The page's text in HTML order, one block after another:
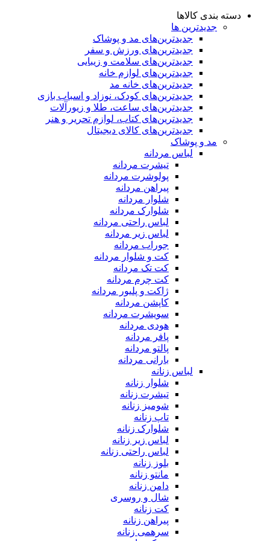
دسته بندی کالاها
جدیدترین ها
جدید‌ترین‌های مد و پوشاک
جدید‌ترین‌های ورزش و سفر
جدید‌ترین‌های سلامت و زیبایی
جدید‌ترین‌های لوازم خانه
جدیدترین‌های خانه مد
جدید‌ترین‌های کودک، نوزاد و اسباب بازی
جدید‌ترین‌های ساعت، طلا و زیورآلات
جدید‌ترین‌های کتاب، لوازم تحریر و هنر
جدید‌ترین‌های کالای دیجیتال
مد و پوشاک
لباس مردانه
تیشرت مردانه
پولوشرت مردانه
پیراهن مردانه
شلوار مردانه
شلوارک مردانه
لباس راحتی مردانه
لباس زیر مردانه
جوراب مردانه
کت و شلوار مردانه
کت تک مردانه
کت چرم مردانه
ژاکت و پلیور مردانه
کاپشن مردانه
سویشرت مردانه
هودی مردانه
پافر مردانه
پالتو مردانه
بارانی مردانه
لباس زنانه
شلوار زنانه
تیشرت زنانه
شومیز زنانه
تاپ زنانه
شلوارک زنانه
لباس زیر زنانه
لباس راحتی زنانه
بلوز زنانه
مانتو زنانه
دامن زنانه
شال و روسری
کت زنانه
پیراهن زنانه
سرهمی زنانه